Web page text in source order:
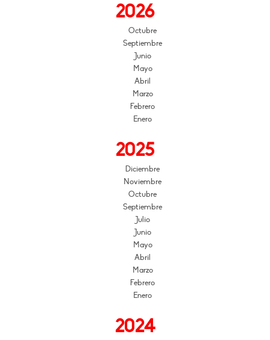
2026
Octubre
Septiembre
Junio
Mayo
Abril
Marzo
Febrero
Enero
2025
Diciembre
Noviembre
Octubre
Septiembre
Julio
Junio
Mayo
Abril
Marzo
Febrero
Enero
2024